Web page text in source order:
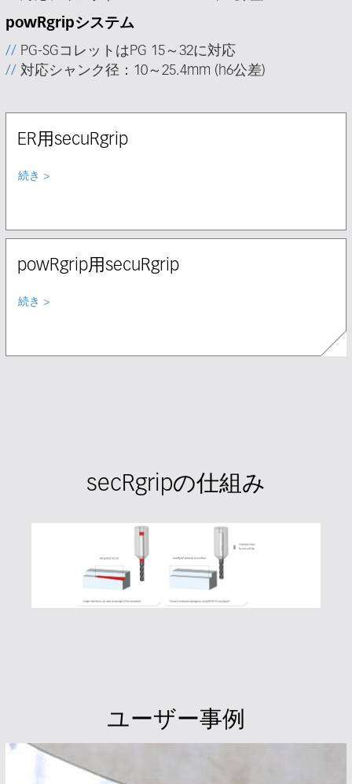
powRgripシステム
PG-SGコレットはPG 15～32に対応
対応シャンク径：10～25.4mm (h6公差)
ER用secuRgrip
続き
powRgrip用secuRgrip
続き
secRgripの仕組み
ユーザー事例